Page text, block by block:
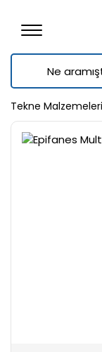
Tekne Malzemeleri